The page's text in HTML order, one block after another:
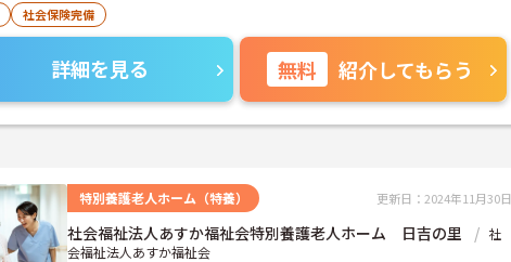
社会保険完備
詳細を見る 無料 紹介してもらう
特別養護老人ホーム（特養） 更新日：2024年11月30日
社会福祉法人あすか福祉会特別養護老人ホーム 日吉の里
社
会福祉法人あすか福祉会